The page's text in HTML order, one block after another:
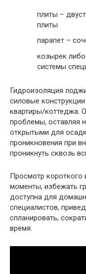
плиты –
плиты
парапет –
козырек
системы
Гидроизоляция
силовые
квартиры/коттеджа.
проблемы, оставляя
открытыми для
проникновения при
проникнуть сквозь
Просмотр короткого
моменты, избежать
доступна для
специалистов,
спланировать,
время.